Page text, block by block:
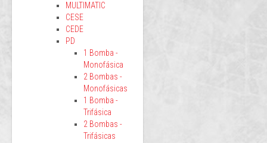
MULTIMATIC
CESE
CEDE
PD
1 Bomba -
Monofásica
2 Bombas -
Monofásicas
1 Bomba -
Trifásica
2 Bombas -
Trifásicas